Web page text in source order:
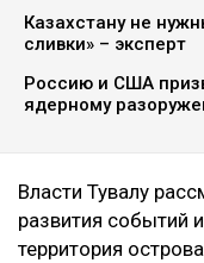
Казахстану не
сливки» – эксперт
Россию и США
ядерному
Власти Тувалу
развития событий
территория